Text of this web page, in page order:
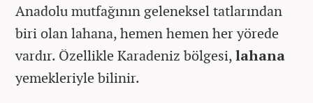
Anadolu mutfağının geleneksel tatlarından
biri olan lahana, hemen hemen her yörede
vardır. Özellikle Karadeniz bölgesi,lahana
yemekleriyle bilinir.